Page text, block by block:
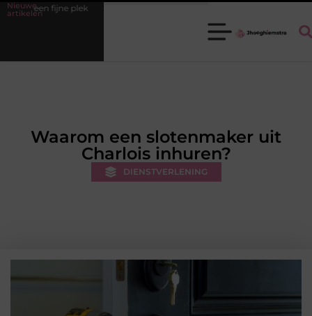
Nieuwe
artikelenLedenbeheer op orde krijgen zonder extra werkdruk
Waarom een slotenmaker uit
Charlois inhuren?
DIENSTVERLENING